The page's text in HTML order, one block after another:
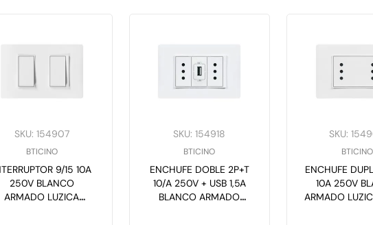
SKU: 154907
BTICINO
9/15 10A
250V BLANCO
ARMADO LUZICA
SKU:154918
BTICINO
ENCHUFE DOBLE 2P+T
10/A 250V + USB 1,5A
BLANCO ARMADO
SKU:
BTICINO
ENCHUFE
10A 250V
ARMADO